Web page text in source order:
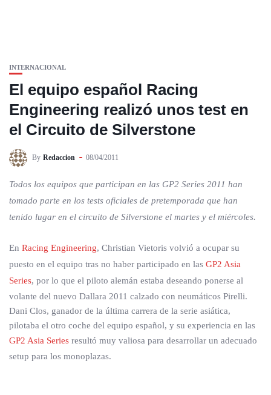
INTERNACIONAL
El equipo español Racing
Engineering realizó unos test en
el Circuito de Silverstone
By Redaccion 08/04/2011
Todos los equipos que participan en las GP2 Series 2011 han
tomado parte en los tests oficiales de pretemporada que han
tenido lugar en el circuito de Silverstone el martes y el miércoles.
En Racing Engineering, Christian Vietoris volvió a ocupar su
puesto en el equipo tras no haber participado en las GP2 Asia
Series, por lo que el piloto alemán estaba deseando ponerse al
volante del nuevo Dallara 2011 calzado con neumáticos Pirelli.
Dani Clos, ganador de la última carrera de la serie asiática,
pilotaba el otro coche del equipo español, y su experiencia en las
GP2 Asia Series resultó muy valiosa para desarrollar un adecuado
setup para los monoplazas.